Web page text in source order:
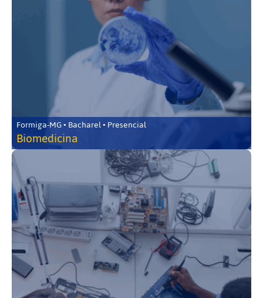
Formiga-MG • Bacharel • Presencial
Biomedicina